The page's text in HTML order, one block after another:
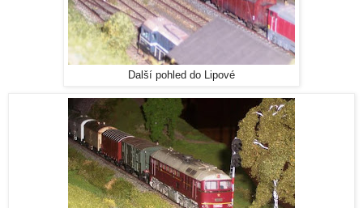
Další pohled do Lipové